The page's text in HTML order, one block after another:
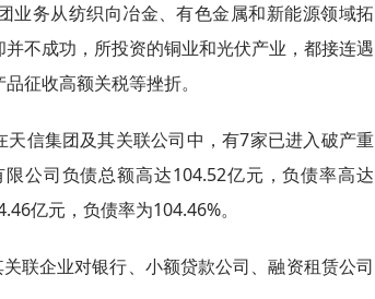
业务从纺织向冶金、有色金属和新能源领域拓
不成功，所投资的铜业和光伏产业，都接连遇
征收高额关税等挫折。
信集团及其关联公司中，有7家已进入破产重
公司负债总额高达104.52亿元，负债率高达
亿元，负债率为104.46%。
联企业对银行、小额贷款公司、融资租赁公司